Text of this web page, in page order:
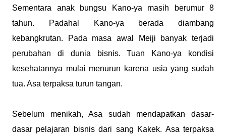
Sementara anak bungsu Kano-ya masih berumur 8
tahun. Padahal Kano-ya berada diambang
kebangkrutan. Pada masa awal Meiji banyak terjadi
perubahan di dunia bisnis. Tuan Kano-ya kondisi
kesehatannya mulai menurun karena usia yang sudah
tua. Asa terpaksa turun tangan.
Sebelum menikah, Asa sudah mendapatkan dasar-
dasar pelajaran bisnis dari sang Kakek. Asa terpaksa